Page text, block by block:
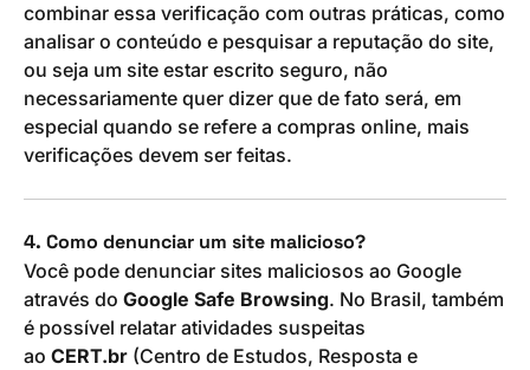
combinar essa verificação com outras práticas, como
analisar o conteúdo e pesquisar a reputação do site,
ou seja um site estar escrito seguro, não
necessariamente quer dizer que de fato será, em
especial quando se refere a compras online, mais
verificações devem ser feitas.
4. Como denunciar um site malicioso?
Você pode denunciar sites maliciosos ao Google
através do Google Safe Browsing. No Brasil, também
é possível relatar atividades suspeitas
ao CERT.br (Centro de Estudos, Resposta e